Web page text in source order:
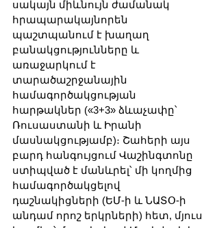
սակայն միևնույն ժամանակ
հրապարակայնորեն
պաշտպանում է խաղաղ
բանակցությունները և
առաջարկում է
տարածաշրջանային
համագործակցության
հարթակներ («3+3» ձևաչափը՝
Ռուսաստանի և Իրանի
մասնակցությամբ)։ Շահերի այս
բարդ հանգույցում Վաշինգտոնը
ստիպված է մանևրել՝ մի կողմից
համագործակցելով
դաշնակիցների (ԵՄ-ի և ՆԱՏՕ-ի
անդամ որոշ երկրների) հետ, մյուս